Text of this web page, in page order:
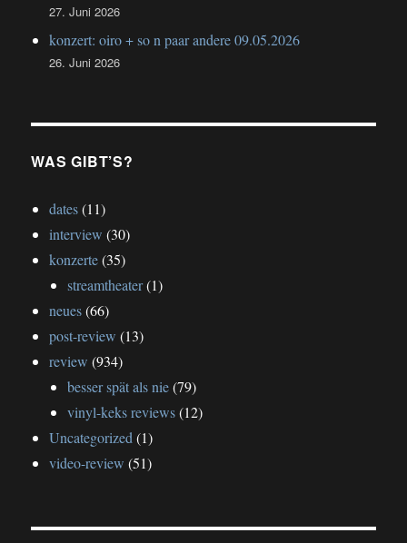
27. Juni 2026
konzert: oiro + so n paar andere 09.05.2026
26. Juni 2026
WAS GIBT’S?
dates(11)
interview (30)
konzerte(35)
streamtheater(1)
neues(66)
post-review (13)
review (934)
besser spät als nie(79)
vinyl-keks reviews(12)
Uncategorized (1)
video-review (51)